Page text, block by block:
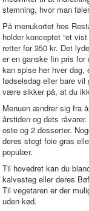
stemning, hvor man
På menukortet hos
holder konceptet “et
retter for 350 kr. Det
er en ganske fin pris
kan spise her hver
fødselsdag eller bare
være sikker på, at du
Menuen ændrer sig fra
årstiden og dets
oste og 2 desserter.
deres stegt foie gras
populær.
Til hovedret kan du
kalvesteg eller deres
Til vegetaren er der
uden kød.